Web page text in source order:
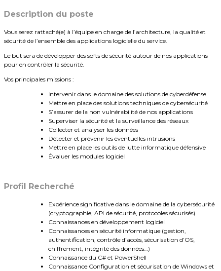
Description du poste
Vous serez rattaché(e) à l’équipe en charge de l’architecture, la qualité et
sécurité de l’ensemble des applications logicielle du service.
Le but sera de développer des softs de sécurité autour de nos applications
pour en contrôler la sécurité.
Vos principales missions :
Intervenir dans le domaine des solutions de cyberdéfense
Mettre en place des solutions techniques de cybersécurité
S’assurer de la non vulnérabilité de nos applications
Superviser la sécurité et la surveillance des réseaux
Collecter et analyser les données
Détecter et prévenir les éventuelles intrusions
Mettre en place les outils de lutte informatique défensive
Évaluer les modules logiciel
Profil Recherché
Expérience significative dans le domaine de la cybersécurité
(cryptographie, API de sécurité, protocoles sécurisés)
Connaissances en développement logiciel
Connaissances en sécurité informatique (gestion,
authentification, contrôle d’accès, sécurisation d’OS,
chiffrement, intégrité des données…)
Connaissance du C# et PowerShell
Connaissance Configuration et sécurisation de Windows et